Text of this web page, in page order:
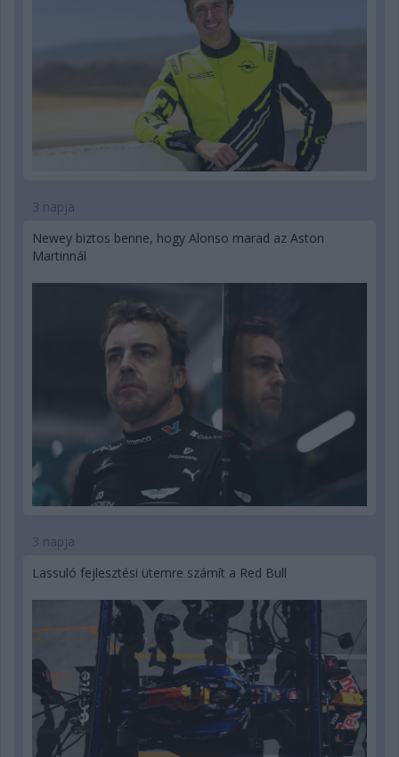
3 napja
Newey biztos benne, hogy Alonso marad az Aston
Martinnál
3 napja
Lassuló fejlesztési ütemre számít a Red Bull